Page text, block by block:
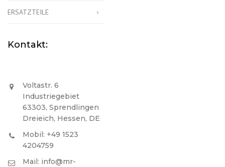
ERSATZTEILE
Kontakt:
Voltastr. 6
Industriegebiet
63303, Sprendlingen
Dreieich, Hessen, DE
Mobil: +49 1523
4204759
Mail: info@mr-